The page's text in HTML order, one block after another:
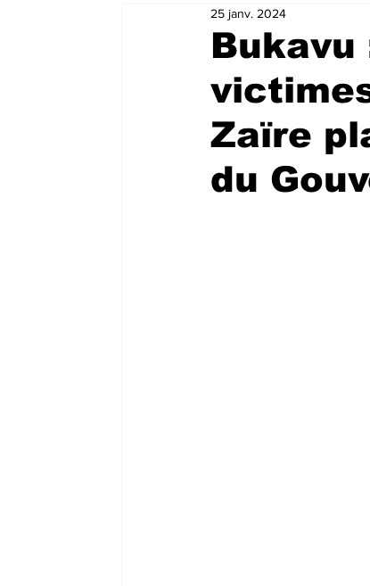
Bukavu
Zaïre
du
25 janv. 2024